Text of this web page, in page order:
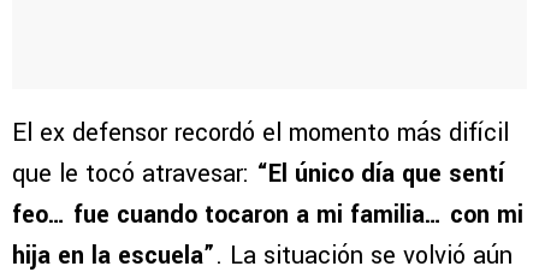
El ex defensor recordó el momento más difícil
que le tocó atravesar: “El único día que sentí
feo… fue cuando tocaron a mi familia… con mi
hija en la escuela”. La situación se volvió aún